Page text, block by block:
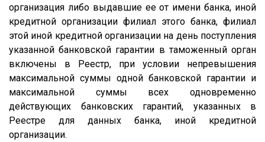
организация либо выдавшие ее от имени банка, иной
кредитной организации филиал этого банка, филиал
этой иной кредитной организации на день поступления
указанной банковской гарантии в таможенный орган
включены в Реестр, при условии непревышения
максимальной суммы одной банковской гарантии и
максимальной суммы всех одновременно
действующих банковских гарантий, указанных в
Реестре для данных банка, иной кредитной
организации.